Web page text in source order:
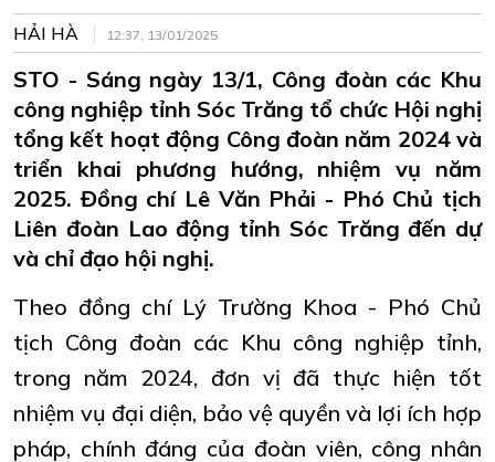
ĐẶT BÁO GIẤY ONLINE
HẢI HÀ 12:37, 13/01/2025
STO - Sáng ngày 13/1, Công đoàn các Khu
công nghiệp tỉnh Sóc Trăng tổ chức Hội nghị
tổng kết hoạt động Công đoàn năm 2024 và
triển khai phương hướng, nhiệm vụ năm
2025. Đồng chí Lê Văn Phải - Phó Chủ tịch
Liên đoàn Lao động tỉnh Sóc Trăng đến dự
và chỉ đạo hội nghị.
Theo đồng chí Lý Trường Khoa - Phó Chủ
tịch Công đoàn các Khu công nghiệp tỉnh,
trong năm 2024, đơn vị đã thực hiện tốt
nhiệm vụ đại diện, bảo vệ quyền và lợi ích hợp
pháp, chính đáng của đoàn viên, công nhân